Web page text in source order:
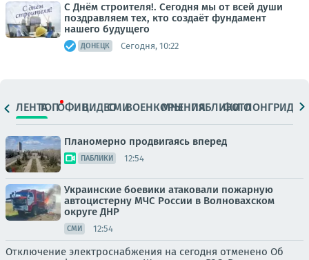
С Днём строителя!. Сегодня мы от всей души
поздравляем тех, кто создаёт фундамент
нашего будущего
ДОНЕЦК Сегодня, 10:22
ЛЕНТАТОПОФИЦ.ВИДЕОСМИВОЕНКОРЫМНЕНИЯПАБЛИКИ
ФОТОЛОНГРИДЫ
Планомерно продвигаясь вперед
ПАБЛИКИ 12:54
Украинские боевики атаковали пожарную
автоцистерну МЧС России в Волновахском
округе ДНР
СМИ 12:54
Отключение электроснабжения на сегодня отменено Об